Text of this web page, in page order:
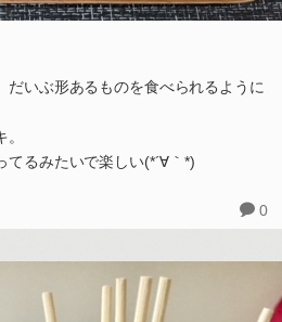
だいぶ形あるものを食べられるように
てるみたいで楽しい(*´∀｀*)
0